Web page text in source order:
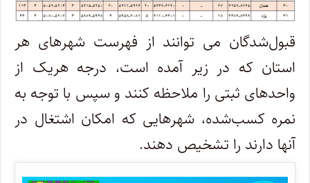
قبول‌شدگان می توانند از فهرست شهرهای هر
استان که در زیر آمده است، درجه هریک از
واحدهای ثبتی را ملاحظه کنند و سپس با توجه به
نمره کسب‌شده، شهرهایی که امکان اشتغال در
آنها دارند را تشخیص دهند.